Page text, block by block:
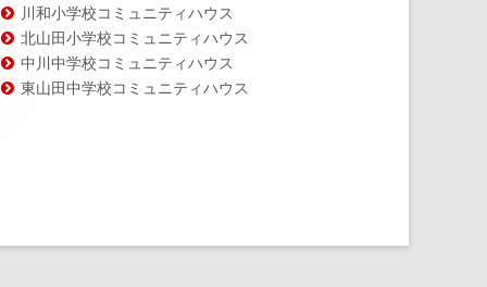
川和小学校コミュニティハウス
北山田小学校コミュニティハウス
中川中学校コミュニティハウス
東山田中学校コミュニティハウス